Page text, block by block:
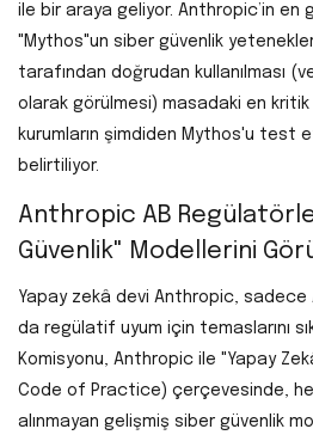
ile bir araya geliyor. Anthropic’in en
"Mythos"un siber güvenlik
tarafından doğrudan kullanılması
olarak görülmesi) masadaki en kritik
kurumların şimdiden Mythos'u test
belirtiliyor.
Anthropic AB
Güvenlik" Modellerini
Yapay zekâ devi Anthropic, sadece
da regülatif uyum için temaslarını
Komisyonu, Anthropic ile "Yapay
Code of Practice) çerçevesinde,
alınmayan gelişmiş siber güvenlik